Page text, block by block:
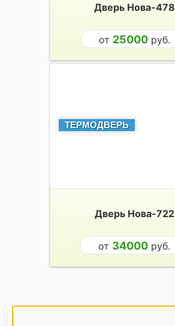
Дверь Нова-478
от 25000руб.
ТЕРМОДВЕРЬ
Дверь Нова-722
от 34000 руб.